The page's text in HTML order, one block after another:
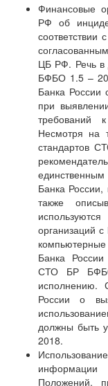
Финансовые
РФ об
ЦБ РФ. Речь в
БФБО 1.5 –
Банка России
при
требований
Несмотря на
стандартов
Банка
также
организаций
Банка
СТО БР БФБО
исполнению.
России о
должны быть
2018.
Положений,